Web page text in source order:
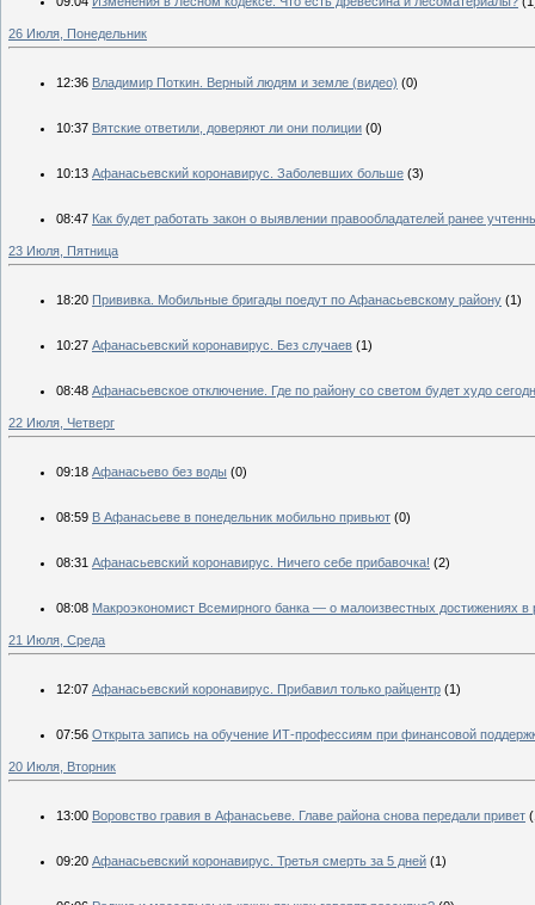
26 Июля, Понедельник
12:36 Владимир Поткин. Верный людям и земле (видео) (0)
10:37 Вятские ответили, доверяют ли они полиции (0)
10:13 Афанасьевский коронавирус. Заболевших больше (3)
08:47 Как будет работать закон о выявлении правообладателей ранее
23 Июля, Пятница
18:20 Прививка. Мобильные бригады поедут по Афанасьевскому району (1)
10:27 Афанасьевский коронавирус. Без случаев (1)
08:48 Афанасьевское отключение. Где по району со светом будет худо
22 Июля, Четверг
09:18 Афанасьево без воды (0)
08:59 В Афанасьеве в понедельник мобильно привьют (0)
08:31 Афанасьевский коронавирус. Ничего себе прибавочка! (2)
08:08 Макроэкономист Всемирного банка — о малоизвестных достижениях в
21 Июля, Среда
12:07 Афанасьевский коронавирус. Прибавил только райцентр (1)
07:56 Открыта запись на обучение ИТ-профессиям при финансовой
20 Июля, Вторник
13:00 Воровство гравия в Афанасьеве. Главе района снова передали привет
09:20 Афанасьевский коронавирус. Третья смерть за 5 дней (1)